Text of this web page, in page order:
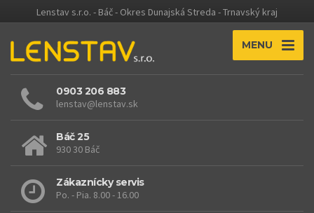
Lenstav s.r.o. - Báč - Okres Dunajská Streda - Trnavský kraj
MENU
0903 206 883
lenstav@lenstav.sk
Báč 25
930 30 Báč
Zákaznícky servis
Po. - Pia. 8.00 - 16.00